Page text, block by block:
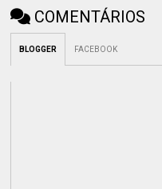
COMENTÁRIOS
BLOGGER FACEBOOK